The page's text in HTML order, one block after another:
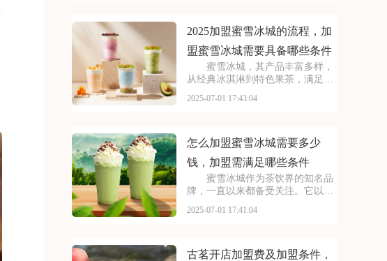
投资多少钱，加盟蜜雪冰
2025加盟蜜雪冰城的流程，加
盟蜜雪冰城需要具备哪些条件
蜜雪冰城，其产品丰富多样，
从经典冰淇淋到特色果茶，满足不
小巷，生意火爆异常。如此强大的
需要多少费用呢？以下
2025-07-01 17:43:04
怎么加盟蜜雪冰城需要多少
钱，加盟需满足哪些条件
蜜雪冰城作为茶饮界的知名品
牌，一直以来都备受关注。它以丰
费者的口碑和忠诚度。无论是学生
用究竟是多少呢？下面
2025-07-01 17:41:04
古茗开店加盟费及加盟条件，